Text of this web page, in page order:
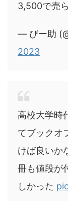
3,500で売
— びー助
2023
高校大学時
てブックオ
けば良いか
冊も値段が
しかった